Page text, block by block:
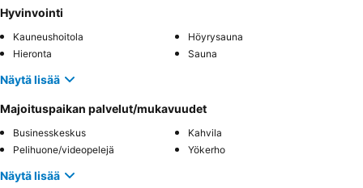
Hyvinvointi
Kauneushoitola
Höyrysauna
Hieronta
Sauna
Näytä lisää
Majoituspaikan palvelut/mukavuudet
Businesskeskus
Kahvila
Pelihuone/videopelejä
Yökerho
Näytä lisää